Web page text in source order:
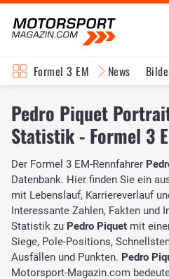
Formel 3 EM News
Pedro Piquet
Statistik - Formel 3
Der Formel 3 EM-Rennfahrer
Datenbank. Hier finden Sie ein
mit Lebenslauf, Karriereverlauf
Interessante Zahlen, Fakten und
Statistik zu Pedro Piquet mit
Siege, Pole-Positions,
Ausfällen und Punkten. Pedro
Motorsport-Magazin.com